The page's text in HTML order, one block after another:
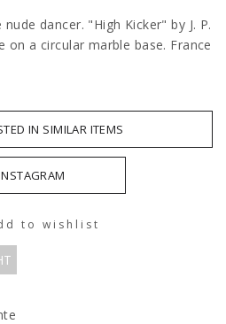
dancer. "High Kicker" by J. P.
on a circular marble base. France
IN SIMILAR ITEMS
to wishlist